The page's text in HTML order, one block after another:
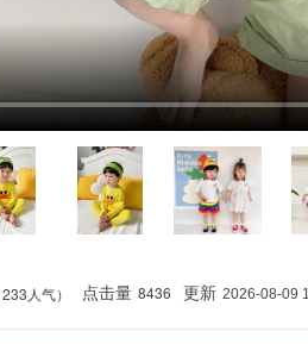
enable JavaScript, and consider upgrading
233 人气） 点击量 8436 更新 2026-08-09